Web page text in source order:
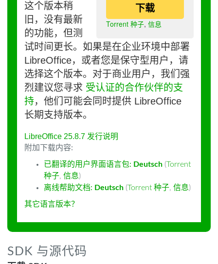
下载
Torrent 种子, 信息
这个版本稍
旧，没有最新
的功能，但测
试时间更长。如果是在企业环境中部署
LibreOffice，或者您是保守型用户，请
选择这个版本。对于商业用户，我们强
烈建议您寻求 受认证的合作伙伴的支
持，他们可能会同时提供 LibreOffice
长期支持版本。
LibreOffice 25.8.7 发行说明
附加下载内容:
已翻译的用户界面语言包: Deutsch (Torrent
种子, 信息)
离线帮助文档: Deutsch (Torrent 种子, 信息)
其它语言版本？
SDK 与源代码